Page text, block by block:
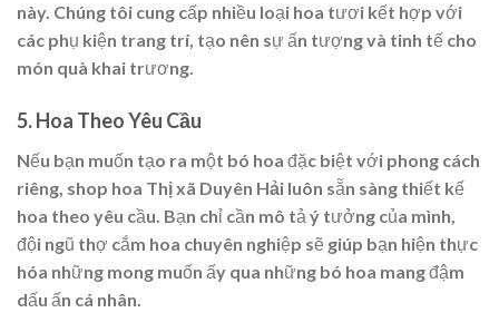
này. Chúng tôi cung cấp nhiều loại hoa tươi kết hợp với
các phụ kiện trang trí, tạo nên sự ấn tượng và tinh tế cho
món quà khai trương.
5.Hoa Theo Yêu Cầu
Nếu bạn muốn tạo ra một bó hoa đặc biệt với phong cách
riêng, shop hoa Thị xã Duyên Hải luôn sẵn sàng thiết kế
hoa theo yêu cầu. Bạn chỉ cần mô tả ý tưởng của mình,
đội ngũ thợ cắm hoa chuyên nghiệp sẽ giúp bạn hiện thực
hóa những mong muốn ấy qua những bó hoa mang đậm
dấu ấn cá nhân.